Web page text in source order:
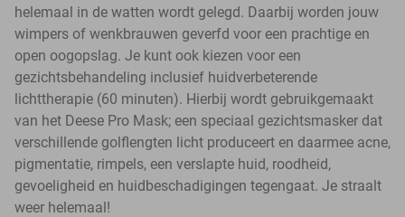
helemaal in de watten wordt gelegd. Daarbij worden jouw
wimpers of wenkbrauwen geverfd voor een prachtige en
open oogopslag. Je kunt ook kiezen voor een
gezichtsbehandeling inclusief huidverbeterende
lichttherapie (60 minuten). Hierbij wordt gebruikgemaakt
van het Deese Pro Mask; een speciaal gezichtsmasker dat
verschillende golflengten licht produceert en daarmee acne,
pigmentatie, rimpels, een verslapte huid, roodheid,
gevoeligheid en huidbeschadigingen tegengaat. Je straalt
weer helemaal!